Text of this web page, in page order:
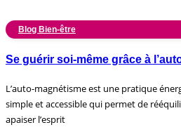
Blog Bien-être
Se guérir soi-même grâce à
L’auto-magnétisme est une pratique
simple et accessible qui permet de
apaiser l’esprit